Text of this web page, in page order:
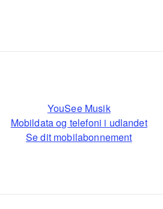
YouSee Musik
Mobildata og telefoni i udlandet
Se dit mobilabonnement